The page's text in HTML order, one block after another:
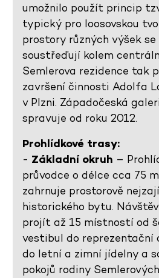
umožnilo použít princip
typický pro loosovskou
prostory různých výšek
soustřeďují kolem
Semlerova rezidence tak
završení činnosti Adolfa
v Plzni. Západočeská
spravuje od roku 2012.
Prohlídkové trasy:
- Základní okruh –
průvodce o délce cca 75
zahrnuje prostorově
historického bytu.
projít až 15 místností od
vestibul do reprezentační
do letní a zimní jídelny a
pokojů rodiny